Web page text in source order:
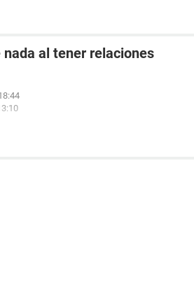
al tener relaciones